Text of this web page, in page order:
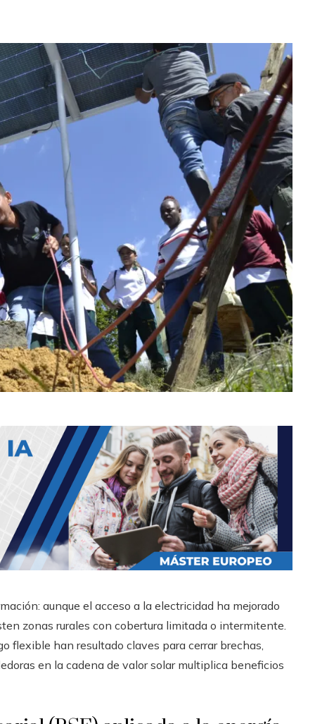
aunque el acceso a la electricidad ha mejorado
zonas rurales con cobertura limitada o intermitente.
flexible han resultado claves para cerrar brechas,
en la cadena de valor solar multiplica beneficios